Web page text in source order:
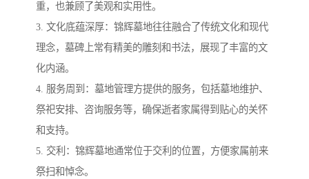
重，也兼顾了美观和实用性。
3. 文化底蕴深厚：锦辉墓地往往融合了传统文化和现代
理念，墓碑上常有精美的雕刻和书法，展现了丰富的文
化内涵。
4. 服务周到：墓地管理方提供的服务，包括墓地维护、
祭祀安排、咨询服务等，确保逝者家属得到贴心的关怀
和支持。
5. 交利：锦辉墓地通常位于交利的位置，方便家属前来
祭扫和悼念。